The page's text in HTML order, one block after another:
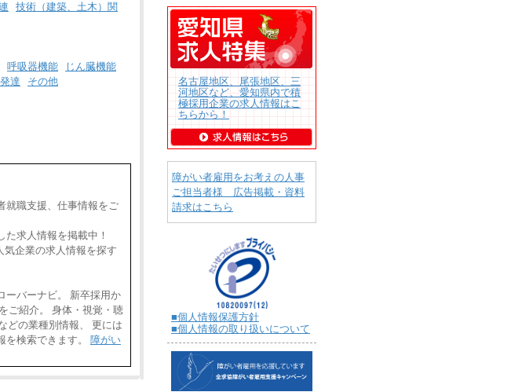
技術（建築、土木）関
呼吸器機能
じん臓機能
発達 その他
就職支援、仕事情報をご
求人情報を掲載中！
企業の求人情報を探す
ーバーナビ。 新卒採用か
をご紹介。 身体・視覚・聴
どの業種別情報、 更には
を検索できます。 障がい
名古屋地区、尾張地区、三
河地区など、愛知県内で積
極採用企業の求人情報はこ
ちらから！
障がい者雇用をお考えの人事
ご担当者様 広告掲載・資料
請求はこちら
■個人情報保護方針
■個人情報の取り扱いについて